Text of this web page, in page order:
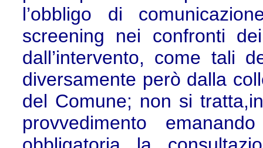
l’obbligo di
screening nei confronti
dall’intervento, come tali
diversamente però dalla
del Comune; non si
provvedimento